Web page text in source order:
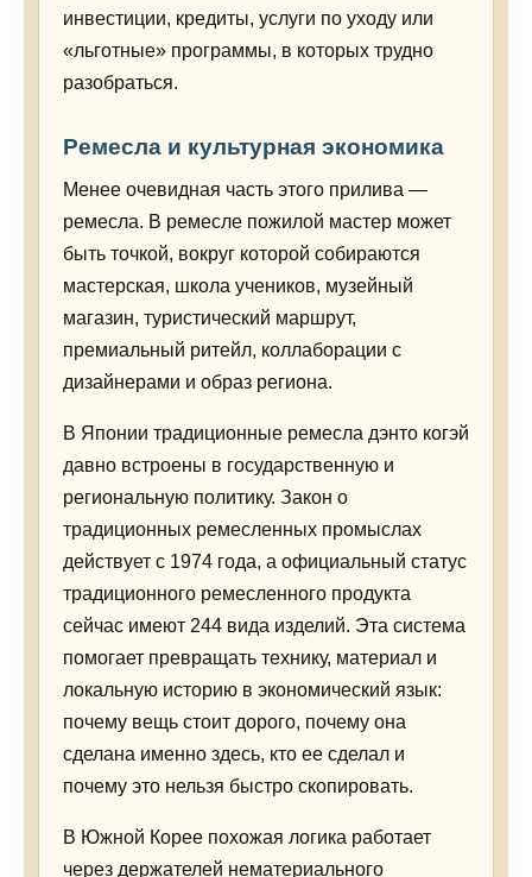
инвестиции, кредиты, услуги по уходу или
«льготные» программы, в которых трудно
разобраться.
Ремесла и культурная экономика
Менее очевидная часть этого прилива —
ремесла. В ремесле пожилой мастер может
быть точкой, вокруг которой собираются
мастерская, школа учеников, музейный
магазин, туристический маршрут,
премиальный ритейл, коллаборации с
дизайнерами и образ региона.
В Японии традиционные ремесла дэнто когэй
давно встроены в государственную и
региональную политику. Закон о
традиционных ремесленных промыслах
действует с 1974 года, а официальный статус
традиционного ремесленного продукта
сейчас имеют 244 вида изделий. Эта система
помогает превращать технику, материал и
локальную историю в экономический язык:
почему вещь стоит дорого, почему она
сделана именно здесь, кто ее сделал и
почему это нельзя быстро скопировать.
В Южной Корее похожая логика работает
через держателей нематериального